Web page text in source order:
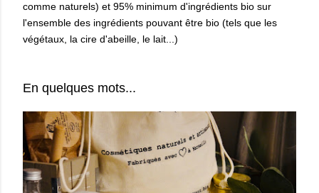
comme naturels) et 95% minimum d'ingrédients bio sur
l'ensemble des ingrédients pouvant être bio (tels que les
végétaux, la cire d'abeille, le lait...)
En quelques mots...